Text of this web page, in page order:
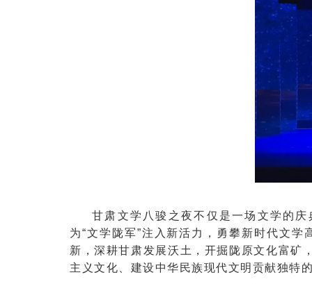
甘肃文学八骏之夜不仅是一场文学的
为“文学陇军”注入新活力，勇攀新时代文
新，深耕甘肃发展沃土，开掘陇原文化富矿
主义文化、建设中华民族现代文明贡献独特